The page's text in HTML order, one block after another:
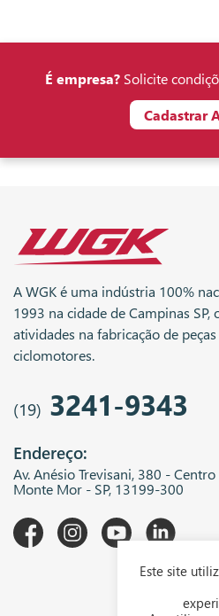
É empresa?Solicite
Cadastrar
A WGK é uma indústria 100%
1993 na cidade de Campinas SP,
atividades na fabricação de
ciclomotores.
(19) 3241-9343
Endereço:
Av. Anésio Trevisani, 380 -
Monte Mor - SP, 13199-300
Este site